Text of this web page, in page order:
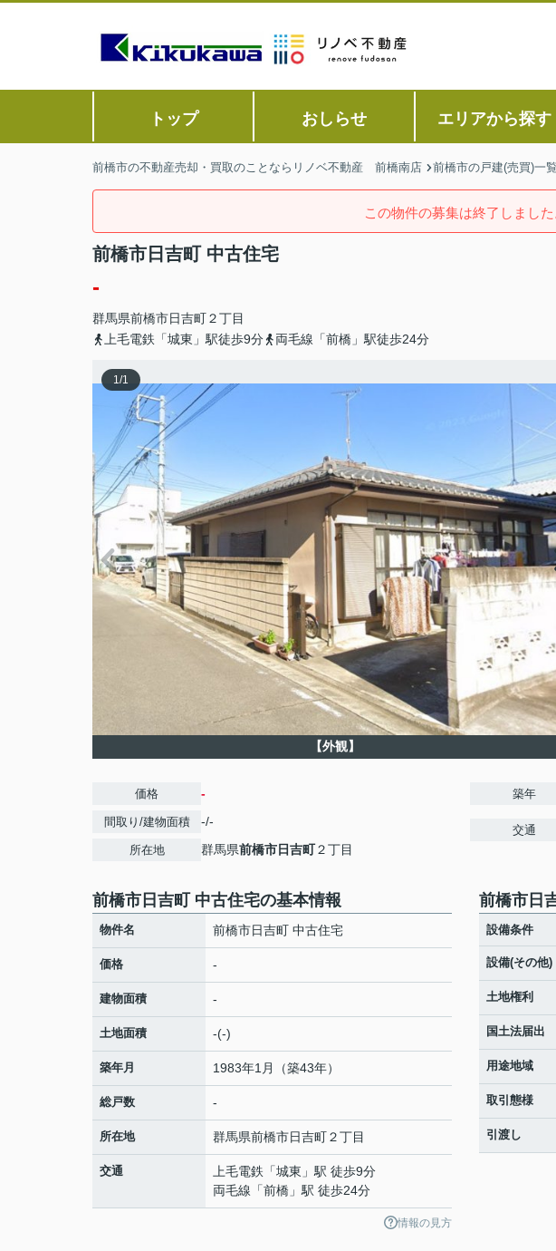
トップ おしらせ エリアから探す
前橋市の不動産売却・買取のことならリノベ不動産 前橋南店 前橋市の戸建(売買)一覧
この物件の募集は終了しました
前橋市日吉町 中古住宅
-
群馬県前橋市日吉町２丁目
上毛電鉄「城東」駅徒歩9分
両毛線「前橋」駅徒歩24分
1/1
【外観】
価格 -
間取り/建物面積 -/-
所在地 群馬県前橋市日吉町２丁目
築年
交通
前橋市日吉町 中古住宅の基本情報
物件名 前橋市日吉町 中古住宅
価格 -
建物面積 -
土地面積 -(-)
築年月 1983年1月（築43年）
総戸数 -
所在地 群馬県前橋市日吉町２丁目
交通 上毛電鉄 「城東 」駅 徒歩9分
両毛線 「前橋 」駅 徒歩24分
情報の見方
前橋市日
設備条件
設備(その他)
土地権利
国土法届出
用途地域
取引態様
引渡し